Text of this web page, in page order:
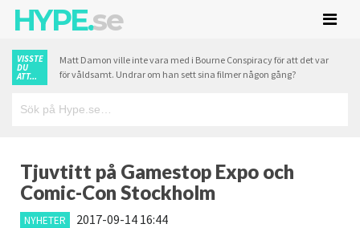
HYPE.se
VISSTE
DU
ATT...
Matt Damon ville inte vara med i Bourne Conspiracy för att det var
för våldsamt. Undrar om han sett sina filmer någon gång?
Tjuvtitt på Gamestop Expo och
Comic-Con Stockholm
NYHETER 2017-09-14 16:44